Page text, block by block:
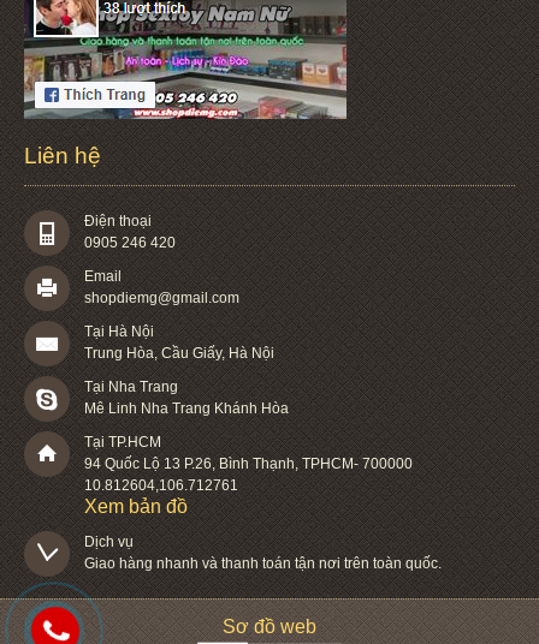
Liên hệ
Điện thoại
0905 246 420
Email
shopdiemg@gmail.com
Tại Hà Nội
Trung Hòa, Cầu Giấy, Hà Nội
Tại Nha Trang
Mê Linh Nha Trang Khánh Hòa
Tại TP.HCM
94 Quốc Lộ 13 P.26,Bình Thạnh,TPHCM-700000
10.812604,106.712761
Xem bản đồ
Dịch vụ
Giao hàng nhanh và thanh toán tận nơi trên toàn quốc.
Sơ đồ web